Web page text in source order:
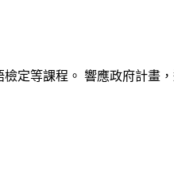
定等課程。 響應政府計畫